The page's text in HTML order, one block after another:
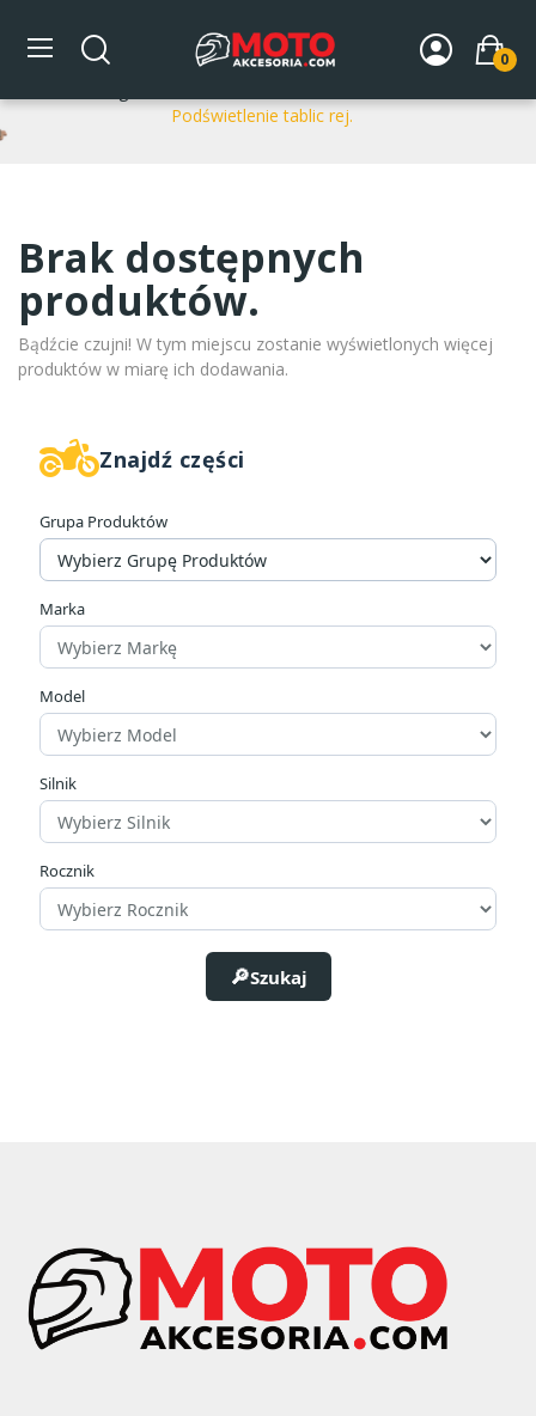
0
Podświetlenie tablic rej.
Podświetlenie tablic rej.
Znajdź części
Grupa Produktów
Marka
Model
Silnik
Rocznik
Szukaj
Brak dostępnych
produktów.
Bądźcie czujni! W tym miejscu zostanie wyświetlonych więcej
produktów w miarę ich dodawania.